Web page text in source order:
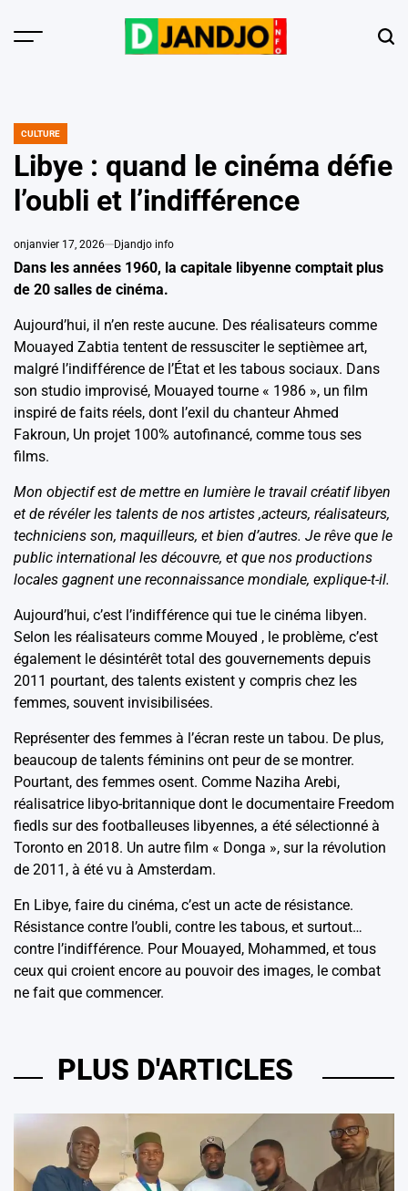
Menu
POSTED
CULTURE
Libye : quand le cinéma défie
l’oubli et l’indifférence
onjanvier 17, 2026 Djandjo info
Dans les années 1960, la capitale libyenne comptait plus
de 20 salles de cinéma.
Aujourd’hui, il n’en reste aucune. Des réalisateurs comme
Mouayed Zabtia tentent de ressusciter le septièmee art,
malgré l’indifférence de l’État et les tabous sociaux. Dans
son studio improvisé, Mouayed tourne « 1986 », un film
inspiré de faits réels, dont l’exil du chanteur Ahmed
Fakroun, Un projet 100% autofinancé, comme tous ses
films.
Mon objectif est de mettre en lumière le travail créatif libyen
et de révéler les talents de nos artistes ,acteurs, réalisateurs,
techniciens son, maquilleurs, et bien d’autres. Je rêve que le
public international les découvre, et que nos productions
locales gagnent une reconnaissance mondiale, explique-t-il.
Aujourd’hui, c’est l’indifférence qui tue le cinéma libyen.
Selon les réalisateurs comme Mouyed , le problème, c’est
également le désintérêt total des gouvernements depuis
2011 pourtant, des talents existent y compris chez les
femmes, souvent invisibilisées.
Représenter des femmes à l’écran reste un tabou. De plus,
beaucoup de talents féminins ont peur de se montrer.
Pourtant, des femmes osent. Comme Naziha Arebi,
réalisatrice libyo-britannique dont le documentaire Freedom
fiedls sur des footballeuses libyennes, a été sélectionné à
Toronto en 2018. Un autre film « Donga », sur la révolution
de 2011, à été vu à Amsterdam.
En Libye, faire du cinéma, c’est un acte de résistance.
Résistance contre l’oubli, contre les tabous, et surtout…
contre l’indifférence. Pour Mouayed, Mohammed, et tous
ceux qui croient encore au pouvoir des images, le combat
ne fait que commencer.
PLUS D'ARTICLES